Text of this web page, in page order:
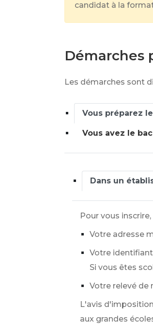
candidat à la
Démarches
Les démarches sont
Vous préparez
Vous avez le
Dans un
Pour vous
Votre adresse
Votre
Si vous êtes
Votre relevé de
L'avis
aux grandes